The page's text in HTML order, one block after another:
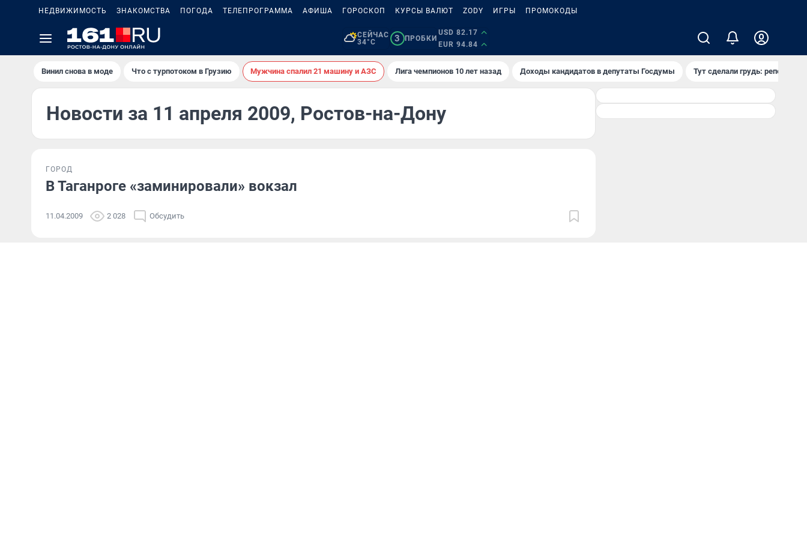
НЕДВИЖИМОСТЬ ЗНАКОМСТВА ПОГОДА ТЕЛЕПРОГРАММА АФИША ГОРОСКОП КУРСЫ ВАЛЮТ ZODY ИГРЫ ПРОМОКОДЫ
СЕЙЧАС
34°C
3 ПРОБКИ
USD 82.17
EUR 94.84
Винил снова в моде Что с турпотоком в Грузию Мужчина спалил 21 машину и АЗС Лига чемпионов 10 лет назад Доходы кандидатов в депутаты Госдумы Тут сделали грудь: репортаж
Новости за 11 апреля 2009, Ростов-на-Дону
ГОРОД
В Таганроге «заминировали» вокзал
11.04.2009 2 028 Обсудить